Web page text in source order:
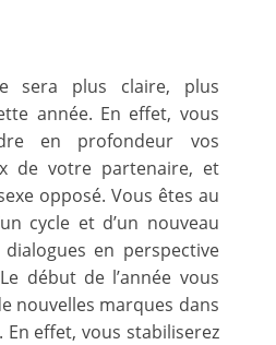
sera plus claire, plus
année. En effet, vous
en profondeur vos
de votre partenaire, et
opposé. Vous êtes au
cycle et d’un nouveau
en perspective
début de l’année vous
nouvelles marques dans
effet, vous stabiliserez